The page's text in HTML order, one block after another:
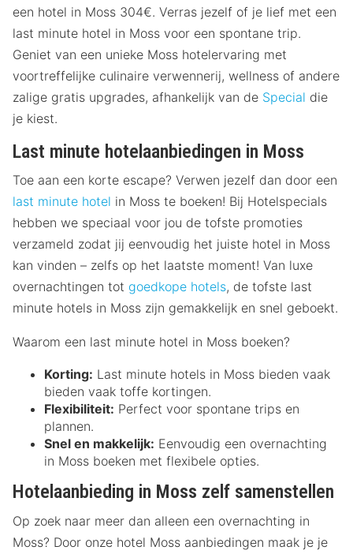
een hotel in Moss 304€. Verras jezelf of je lief met een
last minute hotel in Moss voor een spontane trip.
Geniet van een unieke Moss hotelervaring met
voortreffelijke culinaire verwennerij, wellness of andere
zalige gratis upgrades, afhankelijk van de Special die
je kiest.
Last minute hotelaanbiedingen in Moss
Toe aan een korte escape? Verwen jezelf dan door een
last minute hotel in Moss te boeken! Bij Hotelspecials
hebben we speciaal voor jou de tofste promoties
verzameld zodat jij eenvoudig het juiste hotel in Moss
kan vinden – zelfs op het laatste moment! Van luxe
overnachtingen tot goedkope hotels, de tofste last
minute hotels in Moss zijn gemakkelijk en snel geboekt.
Waarom een last minute hotel in Moss boeken?
Korting: Last minute hotels in Moss bieden vaak
bieden vaak toffe kortingen.
Flexibiliteit: Perfect voor spontane trips en
plannen.
Snel en makkelijk: Eenvoudig een overnachting
in Moss boeken met flexibele opties.
Hotelaanbieding in Moss zelf samenstellen
Op zoek naar meer dan alleen een overnachting in
Moss? Door onze hotel Moss aanbiedingen maak je je